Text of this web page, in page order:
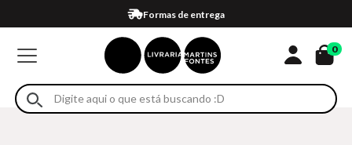
Formas de entrega
Compra 100% segura
Em até 4x sem juros no cartão*
Retire na loja
Eventos
0